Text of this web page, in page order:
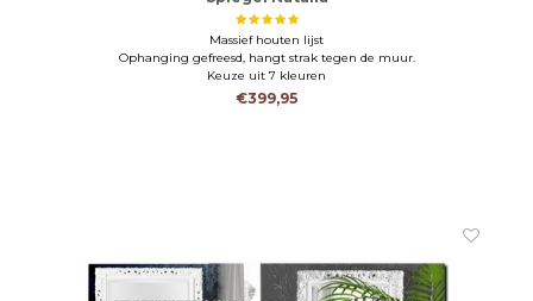
Massief houten lijst
Ophanging gefreesd, hangt strak tegen de muur.
Keuze uit 7 kleuren
€399,95